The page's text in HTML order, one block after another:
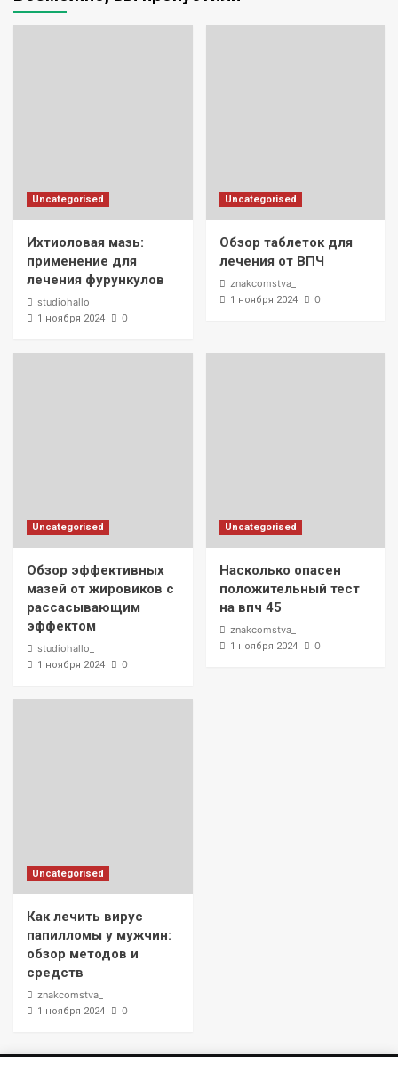
Uncategorised
Ихтиоловая мазь:
применение для
лечения фурункулов
studiohallo_
1 ноября 2024 0
Uncategorised
Обзор таблеток для
лечения от ВПЧ
znakcomstva_
1 ноября 2024 0
Uncategorised
Обзор эффективных
мазей от жировиков с
рассасывающим
эффектом
studiohallo_
1 ноября 2024 0
Uncategorised
Насколько опасен
положительный тест
на впч 45
znakcomstva_
1 ноября 2024 0
Uncategorised
Как лечить вирус
папилломы у мужчин:
обзор методов и
средств
znakcomstva_
1 ноября 2024 0